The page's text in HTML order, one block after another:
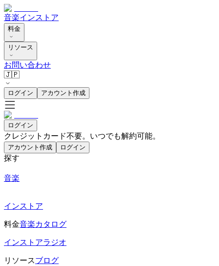
音楽インストア
料金
リソース
お問い合わせ
🇯🇵
ログイン アカウント作成
ログイン
クレジットカード不要。いつでも解約可能。
アカウント作成 ログイン
探す
音楽
インストア
料金音楽カタログ
インストアラジオ
リソースブログ